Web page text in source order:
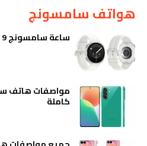
هواتف سامسونج
ساعة سامسونج Galaxy Watch 9 الذكية
كاملة